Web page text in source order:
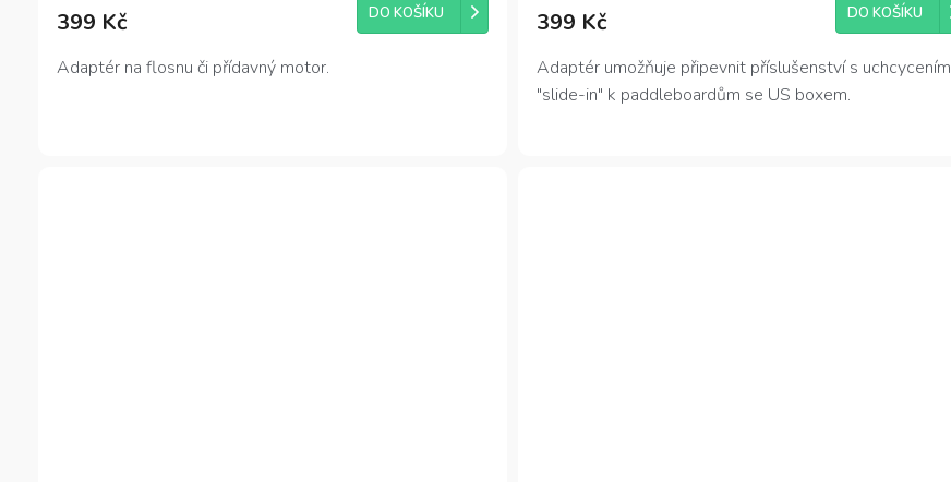
je
z
399 Kč DO KOŠÍKU
Adaptér na flosnu či přídavný motor.
je
z
5
hvězdiček.
399 Kč DO KOŠÍKU
Adaptér umožňuje připevnit příslušenství s uchcycením
"slide-in" k paddleboardům se US boxem.